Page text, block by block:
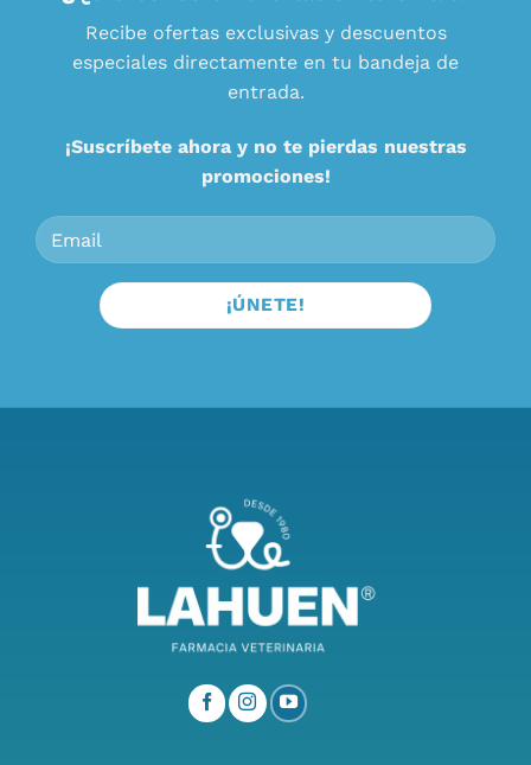
Recibe ofertas exclusivas y descuentos
especiales directamente en tu bandeja de
entrada.
¡Suscríbete ahora y no te pierdas nuestras
promociones!